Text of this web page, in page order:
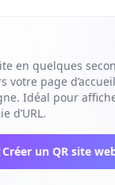
en quelques
votre page
Idéal pour
d’URL.
Créer un QR site